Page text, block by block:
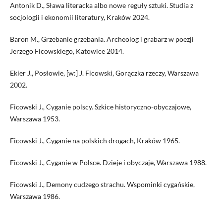
Antonik D., Sława literacka albo nowe reguły sztuki. Studia z
socjologii i ekonomii literatury, Kraków 2024.
Baron M., Grzebanie grzebania. Archeolog i grabarz w poezji
Jerzego Ficowskiego, Katowice 2014.
Ekier J., Posłowie, [w:] J. Ficowski, Gorączka rzeczy, Warszawa
2002.
Ficowski J., Cyganie polscy. Szkice historyczno-obyczajowe,
Warszawa 1953.
Ficowski J., Cyganie na polskich drogach, Kraków 1965.
Ficowski J., Cyganie w Polsce. Dzieje i obyczaje, Warszawa 1988.
Ficowski J., Demony cudzego strachu. Wspominki cygańskie,
Warszawa 1986.